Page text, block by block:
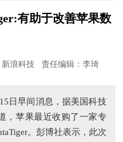
有助于改善苹果数
新浪科技 责任编辑：李琦
日早间消息，据美国科技
，苹果最近收购了一家专
。彭博社表示，此次